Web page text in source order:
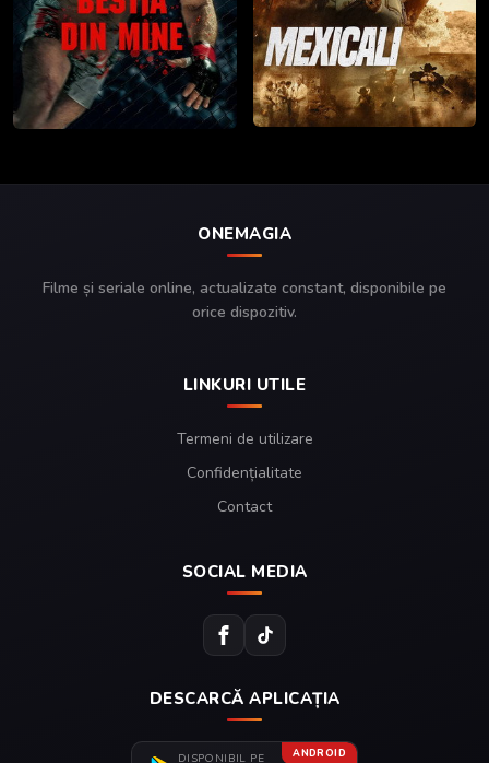
ONEMAGIA
Filme și seriale online, actualizate constant, disponibile pe
orice dispozitiv.
LINKURI UTILE
Termeni de utilizare
Confidențialitate
Contact
SOCIAL MEDIA
DESCARCĂ APLICAȚIA
ANDROID
DISPONIBIL PE